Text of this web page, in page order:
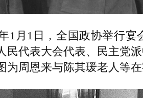
1月1日，全国政协举行
民代表大会代表、民主党
为周恩来与陈其瑗老人等